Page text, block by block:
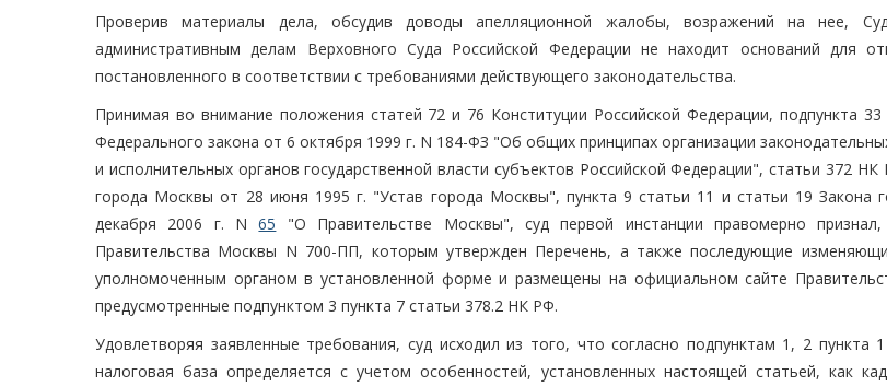
Проверив материалы дела, обсудив доводы апелляционной жалобы, возражений на нее,
административным делам Верховного Суда Российской Федерации не находит оснований для
постановленного в соответствии с требованиями действующего законодательства.
Принимая во внимание положения статей 72 и 76 Конституции Российской Федерации, подпункта 33
Федерального закона от 6 октября 1999 г. N 184-ФЗ "Об общих принципах организации
и исполнительных органов государственной власти субъектов Российской Федерации", статьи 372
города Москвы от 28 июня 1995 г. "Устав города Москвы", пункта 9 статьи 11 и статьи 19 Закона
декабря 2006 г. N65 "О Правительстве Москвы", суд первой инстанции правомерно признал,
Правительства Москвы N 700-ПП, которым утвержден Перечень, а также последующие
уполномоченным органом в установленной форме и размещены на официальном сайте
предусмотренные подпунктом 3 пункта 7 статьи 378.2 НК РФ.
Удовлетворяя заявленные требования, суд исходил из того, что согласно подпунктам 1, 2 пункта
налоговая база определяется с учетом особенностей, установленных настоящей статьей, как